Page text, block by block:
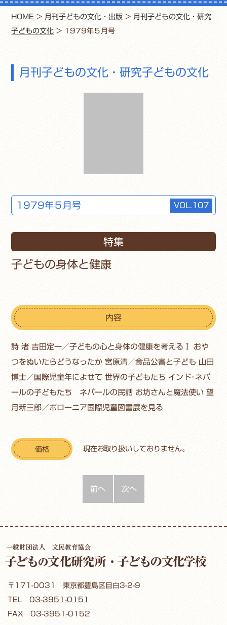
HOME > 月刊子どもの文化・出版 > 月刊子どもの文化・研究
子どもの文化 > 1979年５月号
月刊子どもの文化・研究子どもの文化
1979年５月号 VOL.107
特集
子どもの身体と健康
内容
詩 渚 吉田定一／子どもの心と身体の健康を考えるⅠ おや
つをぬいたらどうなったか 宮原清／食品公害と子ども 山田
博士／国際児童年によせて 世界の子どもたち インド･ネパ
ールの子どもたち ネパールの民話 お坊さんと魔法使い 望
月新三郎／ボローニア国際児童図書展を見る
価格 現在お取り扱いしておりません。
前へ 次へ
〒171-0031 東京都豊島区目白3-2-9
TEL 03-3951-0151
FAX 03-3951-0152